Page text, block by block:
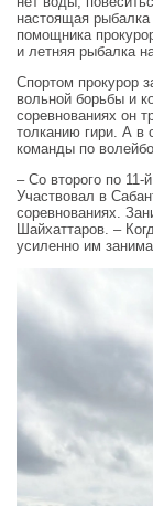
настоящая рыбалка
помощника
и летняя рыбалка
Спортом прокурор
вольной борьбы и
соревнованиях он
толканию гири. А в
команды по
– Со второго по 11-
Участвовал в
соревнованиях.
Шайхаттаров. –
усиленно им